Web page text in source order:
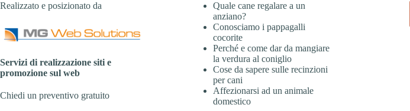
Realizzato e posizionato da
Servizi di realizzazione siti e
promozione sul web
Chiedi un preventivo gratuito
Quale cane regalare a un
anziano?
Conosciamo i pappagalli
cocorite
Perché e come dar da mangiare
la verdura al coniglio
Cose da sapere sulle recinzioni
per cani
Affezionarsi ad un animale
domestico